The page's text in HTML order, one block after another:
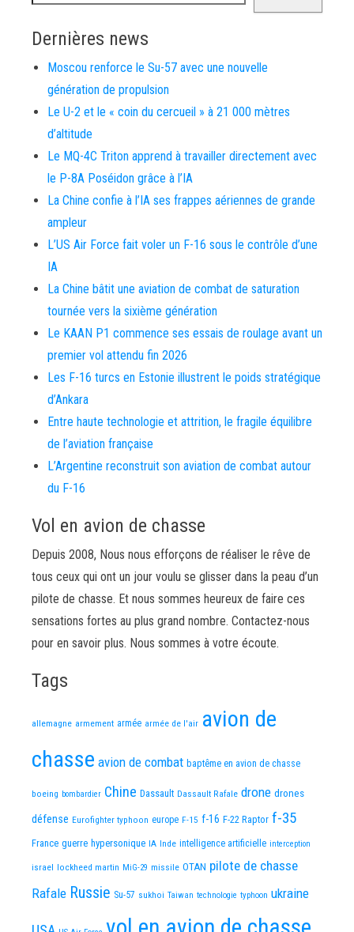
Dernières news
Moscou renforce le Su-57 avec une nouvelle
génération de propulsion
Le U-2 et le « coin du cercueil » à 21 000 mètres
d’altitude
Le MQ-4C Triton apprend à travailler directement avec
le P-8A Poséidon grâce à l’IA
La Chine confie à l’IA ses frappes aériennes de grande
ampleur
L’US Air Force fait voler un F-16 sous le contrôle d’une
IA
La Chine bâtit une aviation de combat de saturation
tournée vers la sixième génération
Le KAAN P1 commence ses essais de roulage avant un
premier vol attendu fin 2026
Les F-16 turcs en Estonie illustrent le poids stratégique
d’Ankara
Entre haute technologie et attrition, le fragile équilibre
de l’aviation française
L’Argentine reconstruit son aviation de combat autour
du F-16
Vol en avion de chasse
Depuis 2008, Nous nous efforçons de réaliser le rêve de
tous ceux qui ont un jour voulu se glisser dans la peau d’un
pilote de chasse. Et nous sommes heureux de faire ces
sensations fortes au plus grand nombre. Contactez-nous
pour en savoir plus. Nous sommes à votre écoute.
Tags
allemagne armement armée armée de l'air avion de
chasse avion de combat baptême en avion de chasse
boeing bombardier Chine Dassault Dassault Rafale drone drones
défense Eurofighter typhoon europe F-15 f-16 F-22 Raptor f-35
France guerre hypersonique IA Inde intelligence artificielle interception
israel lockheed martin MiG-29 missile OTAN pilote de chasse
Rafale Russie Su-57 sukhoi Taiwan technologie typhoon ukraine